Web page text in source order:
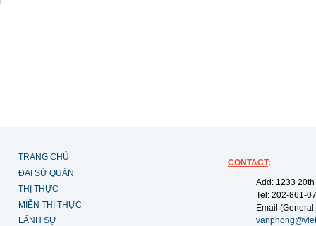
TRANG CHỦ
ĐẠI SỨ QUÁN
THỊ THỰC
MIỄN THỊ THỰC
LÃNH SỰ
CONTACT:
Add: 1233
Tel: 202-861-
Email